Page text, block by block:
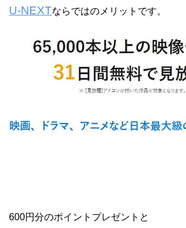
U-NEXTならではのメリットです。
600円分のポイントプレゼントと